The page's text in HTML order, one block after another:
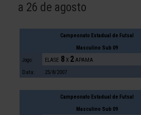
a 26 de agosto
Campeonato Estadual de Futsal
Masculino Sub 09
Jogo:
ELASE 8 X 2APAMA
Data:
25/8/2007
Campeonato Estadual de Futsal
Masculino Sub 09